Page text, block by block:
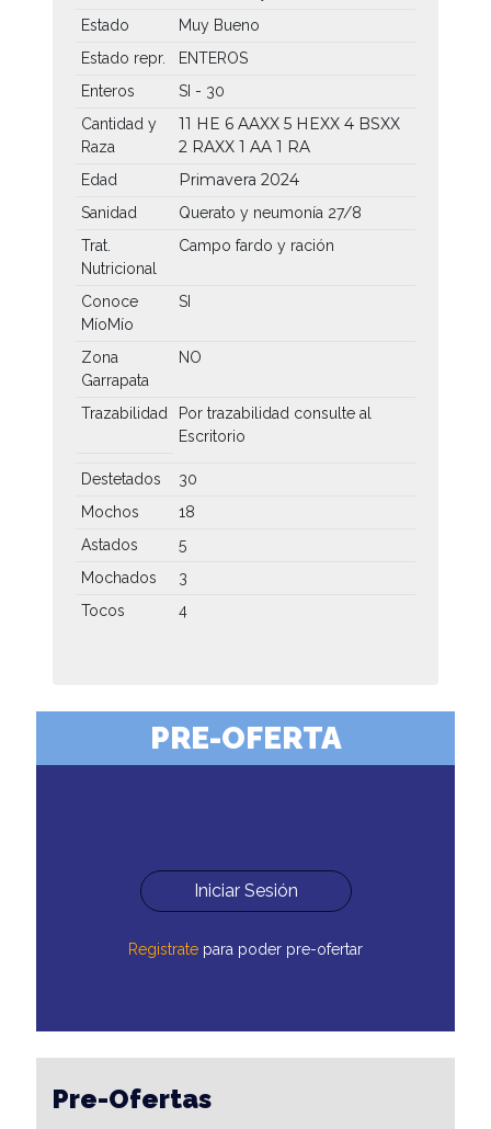
Estado
Muy Bueno
Estado repr.
ENTEROS
Enteros
SI - 30
Cantidad y
Raza
11 HE 6 AAXX 5 HEXX 4 BSXX
2 RAXX 1 AA 1 RA
Edad Primavera 2024
Sanidad
Querato y neumonía 27/8
Trat.
Nutricional
Campo fardo y ración
Conoce
MíoMío
SI
Zona
Garrapata
NO
Trazabilidad
Por trazabilidad consulte al
Escritorio
Destetados
30
Mochos
18
Astados
5
Mochados
3
Tocos
4
PRE-OFERTA
Iniciar Sesión
Registrate para poder pre-ofertar
Pre-Ofertas